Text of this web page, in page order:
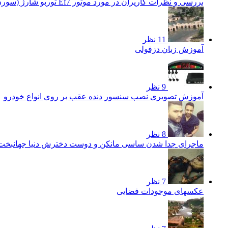
11 نظر
آموزش زبان دزفولی
9 نظر
آموزش تصویری نصب سنسور دنده عقب بر روی انواع خودرو
8 نظر
ماجرای جدا شدن ساسی مانکن و دوست دخترش دنیا
7 نظر
عکسهای موجودات فضایی